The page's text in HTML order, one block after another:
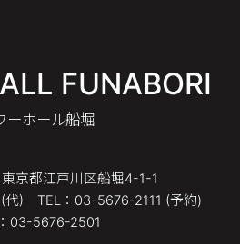
FUNABORI
ーホール船堀
京都江戸川区船堀4-1-1
代) TEL：03-5676-2111 (予約)
03-5676-2501